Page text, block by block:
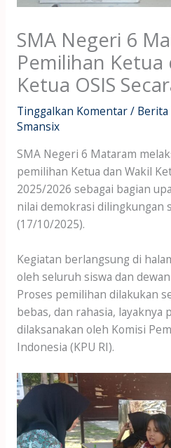
SMA Negeri 6
Pemilihan Ketua
Ketua OSIS
Tinggalkan Komentar/ Berita
Smansix
SMA Negeri 6 Mataram
pemilihan Ketua dan Wakil
2025/2026 sebagai bagian
nilai demokrasi dilingkungan
(17/10/2025).
Kegiatan berlangsung di
oleh seluruh siswa dan
Proses pemilihan dilakukan
bebas, dan rahasia, layaknya
dilaksanakan oleh Komisi
Indonesia (KPU RI).